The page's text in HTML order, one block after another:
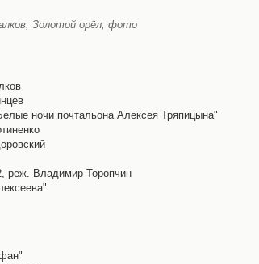
Золотой орёл, фото
ночи почтальона Алексея Тряпицына"
реж. Владимир Торопчин